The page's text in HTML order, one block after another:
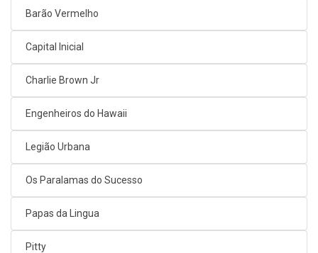
Barão Vermelho
Capital Inicial
Charlie Brown Jr
Engenheiros do Hawaii
Legião Urbana
Os Paralamas do Sucesso
Papas da Lingua
Pitty